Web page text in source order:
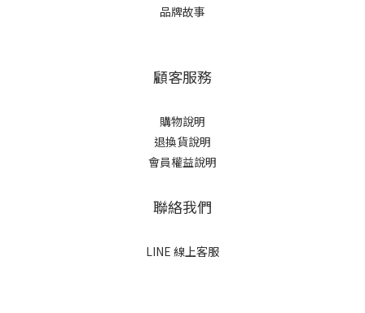
品牌故事
顧客服務
購物說明
退換貨說明
會員權益說明
聯絡我們
LINE 線上客服